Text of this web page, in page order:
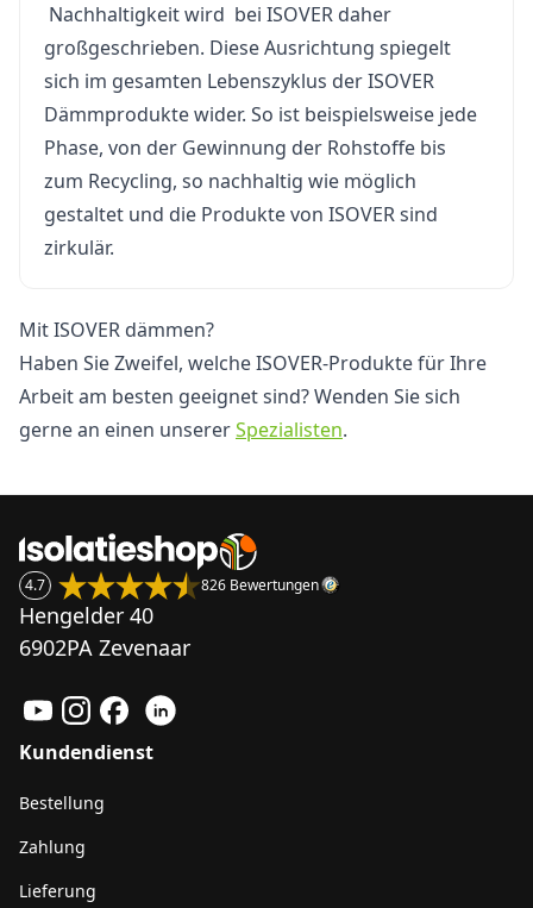
Nachhaltigkeit wird bei ISOVER daher
großgeschrieben. Diese Ausrichtung spiegelt
sich im gesamten Lebenszyklus der ISOVER
Dämmprodukte wider. So ist beispielsweise jede
Phase, von der Gewinnung der Rohstoffe bis
zum Recycling, so nachhaltig wie möglich
gestaltet und die Produkte von ISOVER sind
zirkulär.
Mit ISOVER dämmen?
Haben Sie Zweifel, welche ISOVER-Produkte für Ihre
Arbeit am besten geeignet sind? Wenden Sie sich
gerne an einen unsererSpezialisten.
4.7 826 Bewertungen
Hengelder 40
6902PA Zevenaar
Kundendienst
Bestellung
Zahlung
Lieferung